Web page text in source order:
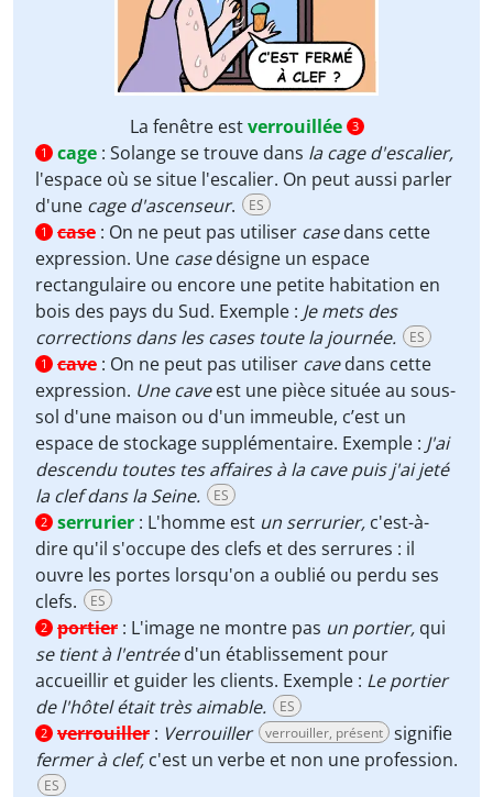
La fenêtre estverrouillée
3
1
cage : Solange se trouve dans la cage d'escalier,
l'espace où se situe l'escalier. On peut aussi parler
d'une cage d'ascenseur. ES
1 case : On ne peut pas utiliser casedans cette
expression. Une casedésigne un espace
rectangulaire ou encore une petite habitation en
bois des pays du Sud. Exemple : Je mets des
corrections dans les cases toute la journée.
ES
1 cave : On ne peut pas utiliser cavedans cette
expression. Une caveest une pièce située au sous-
sol d'une maison ou d'un immeuble, c’est un
espace de stockage supplémentaire. Exemple : J'ai
descendu toutes tes affaires à la cave puis j'ai jeté
la clef dans la Seine.
ES
2 serrurier : L'homme est un serrurier, c'est-à-
dire qu'il s'occupe des clefs et des serrures : il
ouvre les portes lorsqu'on a oublié ou perdu ses
clefs.
ES
2 portier : L'image ne montre pas un portier, qui
se tient à l'entréed'un établissement pour
accueillir et guider les clients. Exemple : Le portier
de l'hôtel était très aimable.
ES
2 verrouiller : Verrouiller verrouiller, présent signifie
fermer à clef, c'est un verbe et non une profession.
ES